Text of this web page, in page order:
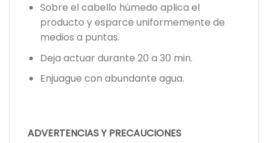
Sobre el cabello húmedo aplica el
producto y esparce uniformemente de
medios a puntas.
Deja actuar durante 20 a 30 min.
Enjuague con abundante agua.
ADVERTENCIAS Y PRECAUCIONES